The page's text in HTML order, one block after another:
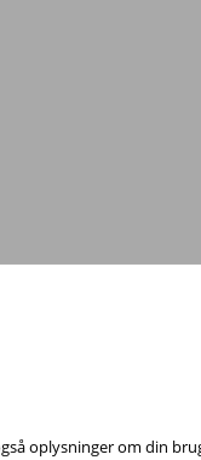
oplysninger om din